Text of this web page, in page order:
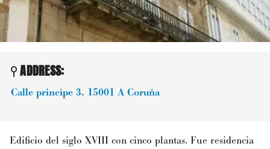
ADDRESS:
Calle principe 3. 15001 A Coruña
Edificio del siglo XVIII con cinco plantas. Fue residencia